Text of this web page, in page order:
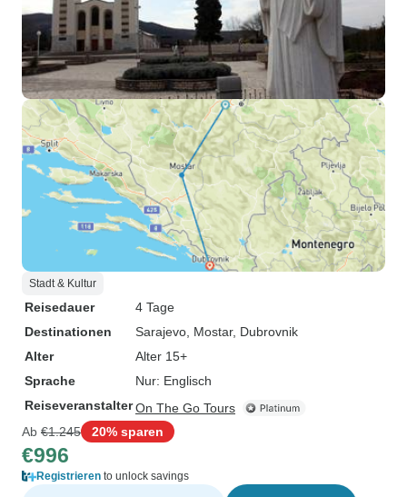
Stadt & Kultur
Reisedauer
4 Tage
Destinationen
Sarajevo , Mostar, Dubrovnik
Alter
Alter 15+
Sprache
Nur: Englisch
ReiseveranstalterOn The Go Tours
Ab €1.245 20% sparen
€996
Registrieren to unlock savings